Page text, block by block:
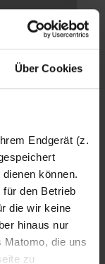
Über Cookies
Endgerät (z.
können.
den Betrieb
die wir keine
hinaus nur
Matomo, die uns
zu
Lorenz